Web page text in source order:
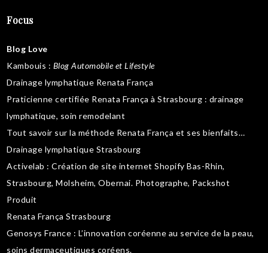
Focus
Blog Love
Kambouis : Blog Automobile et Lifestyle
Drainage lymphatique Renata França
Praticienne certifiée Renata França à Strasbourg : drainage
lymphatique, soin remodelant
Tout savoir sur la méthode Renata França et ses bienfaits…
Drainage lymphatique Strasbourg
Activelab : Création de site internet Shopify Bas-Rhin,
Strasbourg, Molsheim, Obernai. Photographe, Packshot
Produit
Renata França Strasbourg
Genosys France : L’innovation coréenne au service de la peau,
soins dermaceutiques coréens.